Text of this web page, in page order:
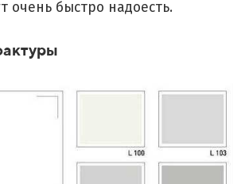
очень быстро надоесть.